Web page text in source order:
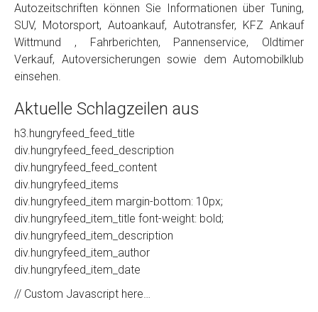
Autozeitschriften können Sie Informationen über Tuning,
SUV, Motorsport, Autoankauf, Autotransfer, KFZ Ankauf
Wittmund , Fahrberichten, Pannenservice, Oldtimer
Verkauf, Autoversicherungen sowie dem Automobilklub
einsehen.
Aktuelle Schlagzeilen aus
h3.hungryfeed_feed_title
div.hungryfeed_feed_description
div.hungryfeed_feed_content
div.hungryfeed_items
div.hungryfeed_item margin-bottom: 10px;
div.hungryfeed_item_title font-weight: bold;
div.hungryfeed_item_description
div.hungryfeed_item_author
div.hungryfeed_item_date
// Custom Javascript here…